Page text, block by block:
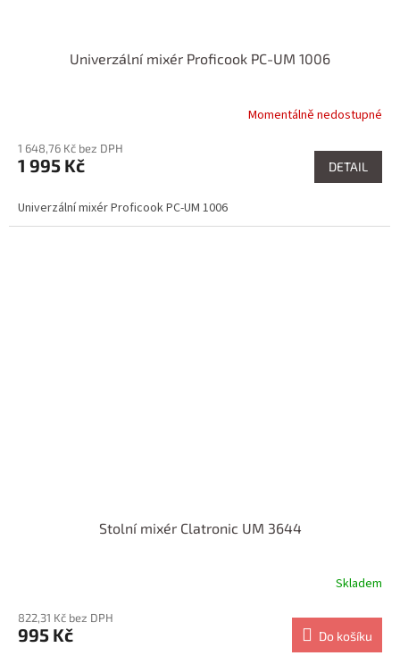
Univerzální mixér Proficook PC-UM 1006
Momentálně nedostupné
1 648,76 Kč bez DPH
1 995 Kč DETAIL
Univerzální mixér Proficook PC-UM 1006
Stolní mixér Clatronic UM 3644
Skladem
822,31 Kč bez DPH
995 Kč Do košíku